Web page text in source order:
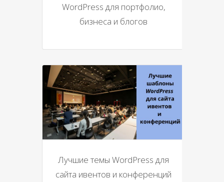
WordPress для портфолио,
бизнеса и блогов
Лучшие темы WordPress для
сайта ивентов и конференций